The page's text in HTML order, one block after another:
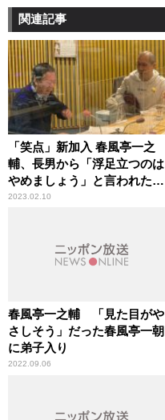
関連記事
「笑点」新加入 春風亭一之
輔、長男から「浮足立つのは
やめましょう」と言われたこ
とを明かす 高田文夫と軽快
2023.02.10
春風亭一之輔 「見た目がや
さしそう」だった春風亭一朝
に弟子入り
2022.09.06